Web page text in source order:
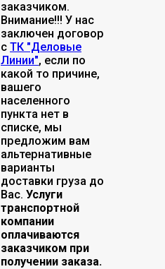
заказчиком.
Внимание!!! У нас
заключен договор
с ТК "Деловые
Линии", если по
какой то причине,
вашего
населенного
пункта нет в
списке, мы
предложим вам
альтернативные
варианты
доставки груза до
Вас. Услуги
транспортной
компании
оплачиваются
заказчиком при
получении заказа.